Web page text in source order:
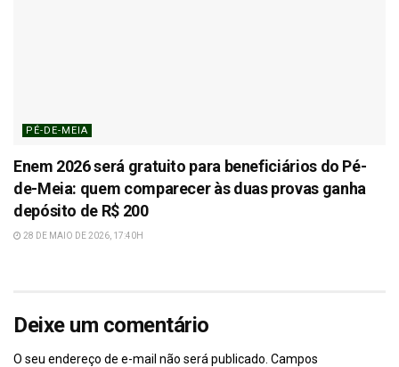
PÉ-DE-MEIA
Enem 2026 será gratuito para beneficiários do Pé-
de-Meia: quem comparecer às duas provas ganha
depósito de R$ 200
28 DE MAIO DE 2026, 17:40H
Deixe um comentário
O seu endereço de e-mail não será publicado. Campos